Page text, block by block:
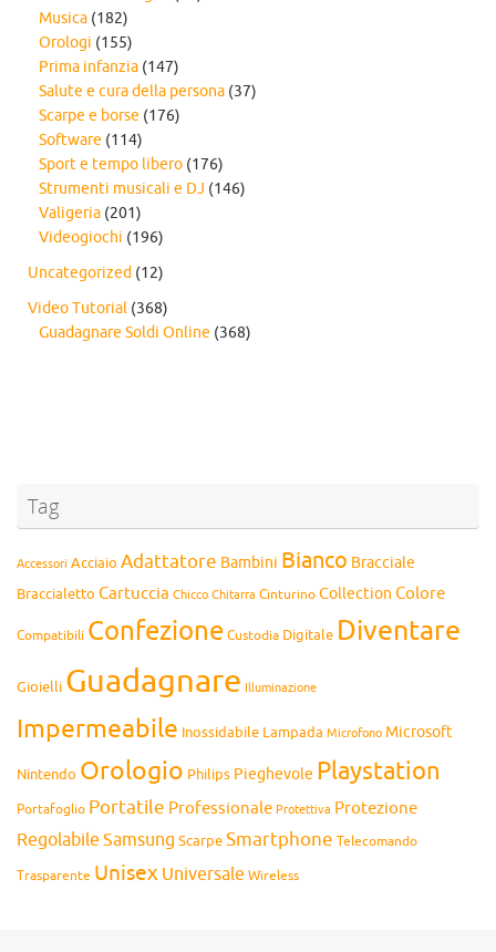
Musica (182)
Orologi (155)
Prima infanzia (147)
Salute e cura della persona (37)
Scarpe e borse (176)
Software (114)
Sport e tempo libero (176)
Strumenti musicali e DJ (146)
Valigeria (201)
Videogiochi (196)
Uncategorized (12)
Video Tutorial (368)
Guadagnare Soldi Online (368)
Tag
Accessori Acciaio Adattatore Bambini Bianco Bracciale
Braccialetto Cartuccia Chicco Chitarra Cinturino Collection Colore
Compatibili Confezione Custodia Digitale Diventare
Gioielli Guadagnare Illuminazione
Impermeabile Inossidabile Lampada Microfono Microsoft
Nintendo Orologio Philips Pieghevole Playstation
Portafoglio Portatile Professionale Protettiva Protezione
Regolabile Samsung ScarpeSmartphone Telecomando
Trasparente Unisex Universale Wireless